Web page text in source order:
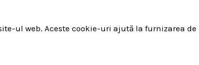
ul web. Aceste cookie-uri ajută la furnizarea